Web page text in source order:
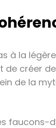
la
de créer
de la
faucons-